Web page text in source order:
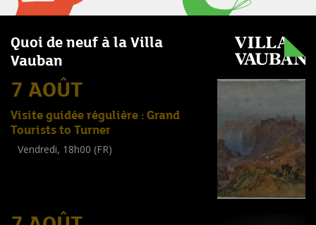
Quoi de neuf à la Villa
Vauban
7 AOÛT
Visite guidée régulière : Grand
Tourists to Turner
Vendredi, 18h00 (FR)